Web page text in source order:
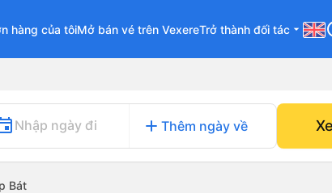
hàng của tôiMở bán vé trên VexereTrở thành đối tác arrow_drop_down
Nhập ngày đi add Thêm ngày về
Bát